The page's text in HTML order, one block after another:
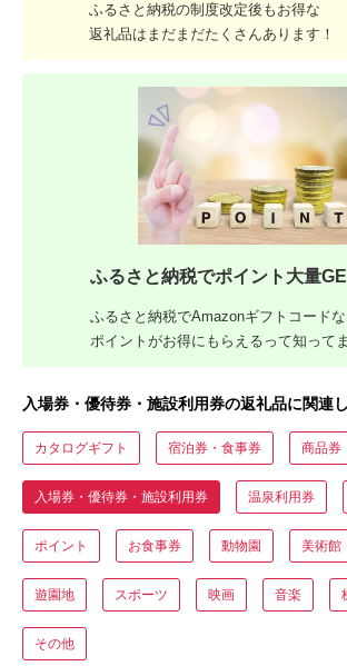
ふるさと納税の制度改定後もお得な
返礼品はまだまだたくさんあります！
ふるさと納税でポイント大量
ふるさと納税でAmazonギフトコード
ポイントがお得にもらえるって知って
入場券・優待券・施設利用券の返礼品に関連
カタログギフト 宿泊券・食事券 商品券
入場券・優待券・施設利用券 温泉利用券
ポイント お食事券 動物園 美術館
遊園地 スポーツ 映画 音楽
その他